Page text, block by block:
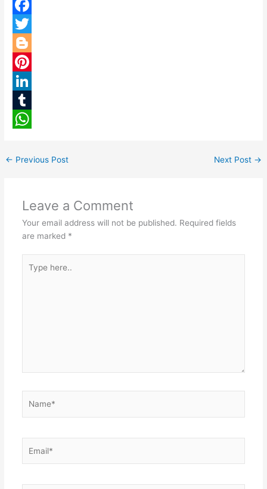
F
a
c
e
o
k
T
w
t
B
g
e
P
n
ek
T
m
h
← Previous Post Next Post →
Leave a Comment
Your email address will not be published. Required fields
are marked *
here..